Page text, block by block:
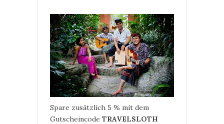
Spare zusätzlich 5 % mit dem
Gutscheincode TRAVELSLOTH